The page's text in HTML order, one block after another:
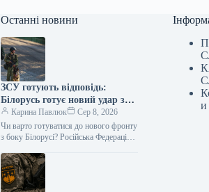
Останні новини
ЗСУ готують відповідь:
Білорусь готує новий удар з
Чернігівщини?
Карина Павлюк
Сер 8, 2026
Чи варто готуватися до нового фронту
з боку Білорусі? Російська Федерація
напрямку наступу, використовуючи
територію…
и